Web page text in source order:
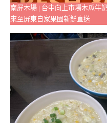
南屏木場 | 台中向上市場木瓜牛
來至屏東自家果園新鮮直送